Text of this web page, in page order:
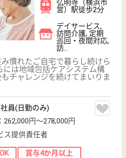
問合せ
ション南舞岡
神奈川県横浜市
舞岡駅徒歩18分
居宅介護支援事
業所, 訪問看護
ステーション南